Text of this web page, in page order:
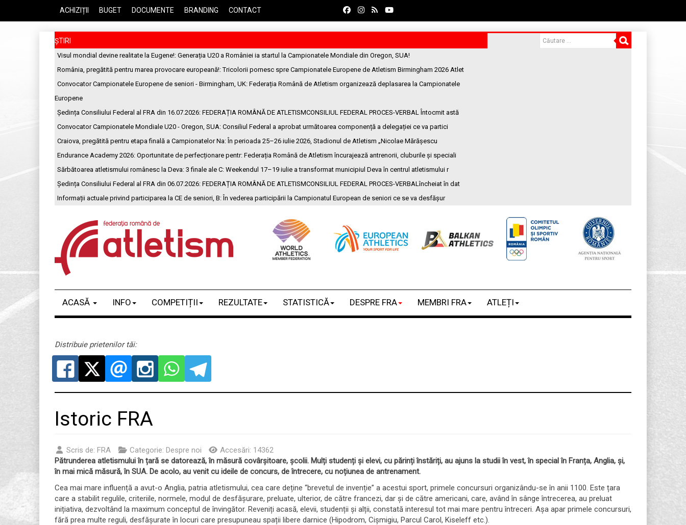
ACHIZIȚII BUGET DOCUMENTE BRANDING CONTACT
ȘTIRI
Visul mondial devine realitate la Eugene!: Generația U20 a României ia startul la Campionatele Mondiale din Oregon, SUA!
România, pregătită pentru marea provocare europeană!: Tricolorii pornesc spre Campionatele Europene de Atletism Birmingham 2026 Atlet
Convocator Campionatele Europene de seniori - Birmingham, UK: Federația Română de Atletism organizează deplasarea la Campionatele
Europene
Ședința Consiliului Federal al FRA din 16.07.2026: FEDERAȚIA ROMÂNĂ DE ATLETISMCONSILIUL FEDERAL PROCES-VERBAL Întocmit astă
Convocator Campionatele Mondiale U20 - Oregon, SUA: Consiliul Federal a aprobat următoarea componență a delegației ce va partici
Craiova, pregătită pentru etapa finală a Campionatelor Na: În perioada 25–26 iulie 2026, Stadionul de Atletism „Nicolae Mărășescu
Endurance Academy 2026: Oportunitate de perfecționare pentr: Federația Română de Atletism încurajează antrenorii, cluburile și speciali
Sărbătoarea atletismului românesc la Deva: 3 finale ale C: Weekendul 17–19 iulie a transformat municipiul Deva în centrul atletismului r
Ședința Consiliului Federal al FRA din 06.07.2026: FEDERAȚIA ROMÂNĂ DE ATLETISMCONSILIUL FEDERAL PROCES-VERBALîncheiat în dat
Informații actuale privind participarea la CE de seniori, B: În vederea participării la Campionatul European de seniori ce se va desfășur
ACASĂ INFO COMPETIȚII REZULTATE STATISTICĂ DESPRE FRA MEMBRI FRA ATLEȚI
Distribuie prietenilor tăi:
Istoric FRA
Scris de: FRA Categorie: Despre noi
Accesări: 14362
Pătrunderea atletismului în țară se datorează, în măsură covârșitoare, școlii. Mulți studenți și elevi, cu părinți înstăriți, au ajuns la studii în vest, în special în Franța, Anglia, și,
în mai mică măsură, în SUA. De acolo, au venit cu ideile de concurs, de întrecere, cu noțiunea de antrenament.
Cea mai mare influență a avut-o Anglia, patria atletismului, cea care deține “brevetul de invenție” a acestui sport, primele concursuri organizându-se în anii 1100. Este țara
care a stabilit regulile, criteriile, normele, modul de desfășurare, preluate, ulterior, de către francezi, dar și de către americani, care, având în sânge întrecerea, au preluat
inițiativa, dezvoltând la maximum conceptul de învingător. Reveniți acasă, elevii, studenții și alții, constată interesul tot mai mare pentru întreceri. Așa apar primele concursuri,
fără prea multe reguli, desfășurate în locuri care presupuneau spații libere darnice (Hipodrom, Cișmigiu, Parcul Carol, Kiseleff etc.).